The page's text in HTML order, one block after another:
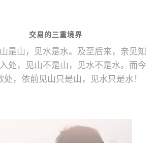
交易的三重境界
是山，见水是水。及至后来，亲见知
处，见山不是山，见水不是水。而今
处，依前见山只是山，见水只是水！